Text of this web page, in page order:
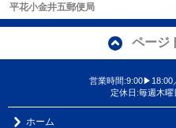
平花小金井五郵便局
ページ
営業時間:9:00▶18:00
定休日:毎週木曜
ホーム